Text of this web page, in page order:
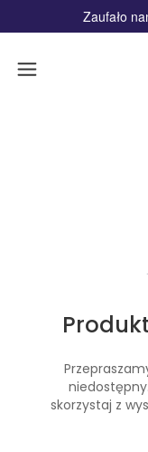
Zaufało
skorzystaj z